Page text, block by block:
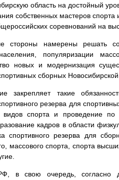
область на достойный
собственных мастеров
соревнований на
стороны намерены решать
популяризации
новых и модернизация
сборных Новосибирской
закрепляет такие
резерва для
видов спорта и проведение по
кадров в области
спортивного резерва для
массового спорта, спорта
в свою очередь, согласно